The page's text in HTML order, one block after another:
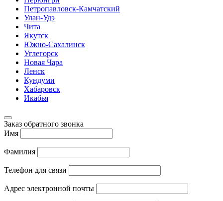
Петропавловск-Камчатский
Улан-Удэ
Чита
Якутск
Южно-Сахалинск
Углегорск
Новая Чара
Ленск
Кундуми
Хабаровск
Икабья
Заказ обратного звонка
Имя
Фамилия
Телефон для связи
Адрес электронной почты